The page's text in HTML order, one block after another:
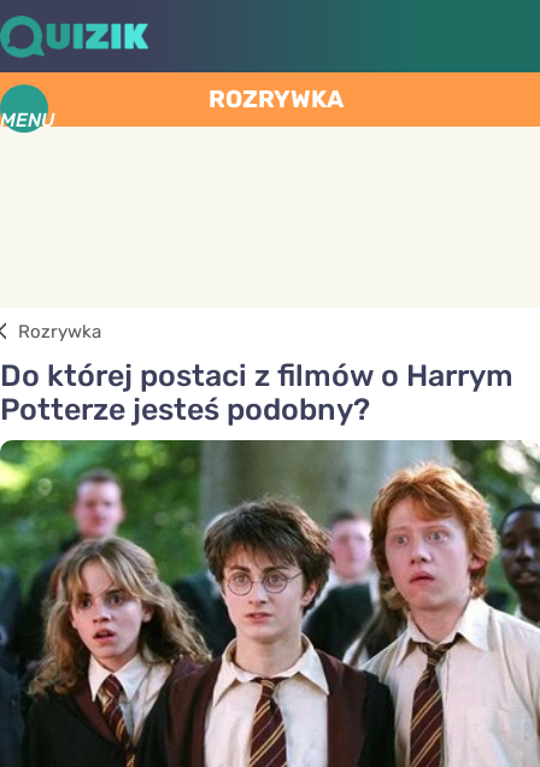
MENU
ROZRYWKA
Rozrywka
Do której postaci z filmów o Harrym
Potterze jesteś podobny?